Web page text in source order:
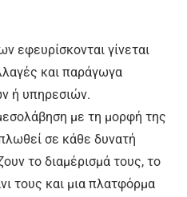
εφευρίσκονται γίνεται
και παράγωγα
ή υπηρεσιών.
με τη μορφή της
σε κάθε δυνατή
το διαμέρισμά τους, το
τους και μια πλατφόρμα